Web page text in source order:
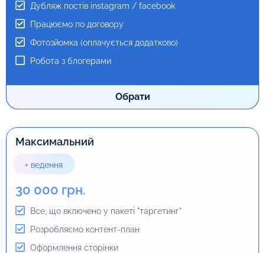
Дубляж постів instagram / facebook
Працюємо по договору
Фотозйомка (оплачується додатково)
Робота з блогерами
Обрати
Максимальний
+ ведення
30 000 грн.
Все, що включено у пакеті "таргетинг"
Розробляємо контент-план
Оформлення сторінки
Обрати
Преміум
30 000 грн
Оформлення сторінки
Оновлення контенту
30 відеопостів на місяць
Адміністрування сторінки
Проведення конкурсів